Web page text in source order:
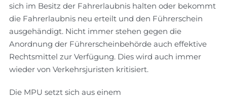
sich im Besitz der Fahrerlaubnis halten oder bekommt
die Fahrerlaubnis neu erteilt und den Führerschein
ausgehändigt. Nicht immer stehen gegen die
Anordnung der Führerscheinbehörde auch effektive
Rechtsmittel zur Verfügung. Dies wird auch immer
wieder von Verkehrsjuristen kritisiert.
Die MPU setzt sich aus einem